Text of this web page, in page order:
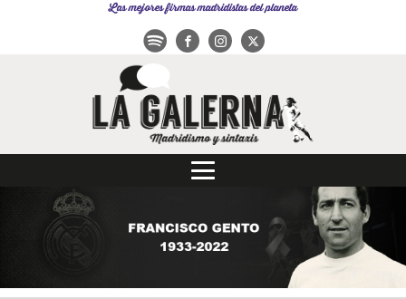
Las mejores firmas madridistas del planeta